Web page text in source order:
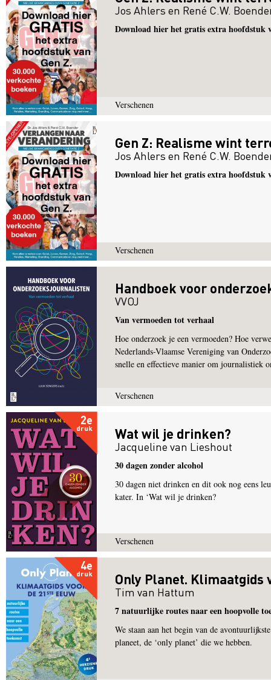
Jos Ahlers en René C.W.
Download hier het gratis extra hoofdstuk
Verschenen
Gen Z: Realisme wint
Jos Ahlers en René C.W.
Download hier het gratis extra hoofdstuk
Verschenen
Handboek voor
VVOJ
Van vermoeden tot verhaal
Hoe onderzoek je een vermoeden? Hoe
Nederlands-Vlaamse Vereniging van
snelle en effectieve manier om journalistiek
Verschenen
2e
druk Wat wil je drinken?
Jacqueline van Lieshout
30 dagen zonder alcohol
30 dagen niet drinken en dit ook nog eens
kater. In ‘Wat wil je drinken?
Verschenen
4e
druk Only Planet. Klimaatgids
Tim van Hattum
7 natuurlijke routes naar een hoopvolle
We staan aan het begin van de
planeet, de ‘only planet’ die we hebben.